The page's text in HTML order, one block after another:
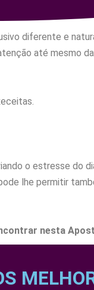
diferente e
até mesmo
o estresse do
lhe permitir
nesta